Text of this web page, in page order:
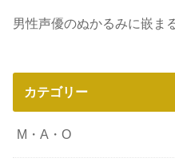
男性声優のぬかるみに嵌ま
カテゴリー
M・A・O